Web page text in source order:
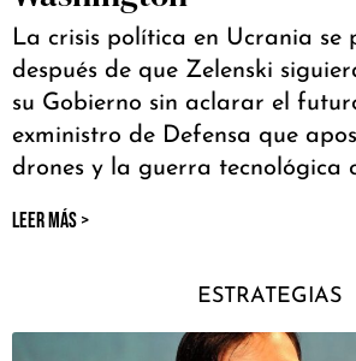
La crisis política en Ucrania se
después de que Zelenski
su Gobierno sin aclarar el
exministro de Defensa que
drones y la guerra tecnológica
LEER MÁS >
ESTRATEGIAS